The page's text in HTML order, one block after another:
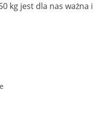
kg jest dla nas ważna i